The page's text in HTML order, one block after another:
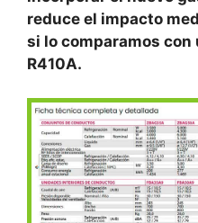
reduce el impacto
si lo comparamos con
R410A.